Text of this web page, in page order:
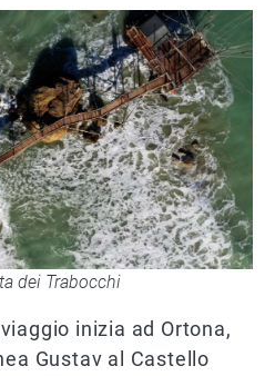
dei Trabocchi
inizia ad Ortona,
Gustav al Castello